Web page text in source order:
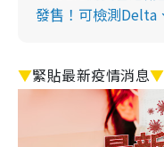
發售！可檢測Delta
▼緊貼最新疫情消息▼